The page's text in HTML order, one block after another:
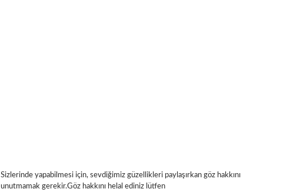
Sizlerinde yapabilmesi için, sevdiğimiz güzellikleri paylaşırkan göz hakkını
unutmamak gerekir.Göz hakkını helal ediniz lütfen